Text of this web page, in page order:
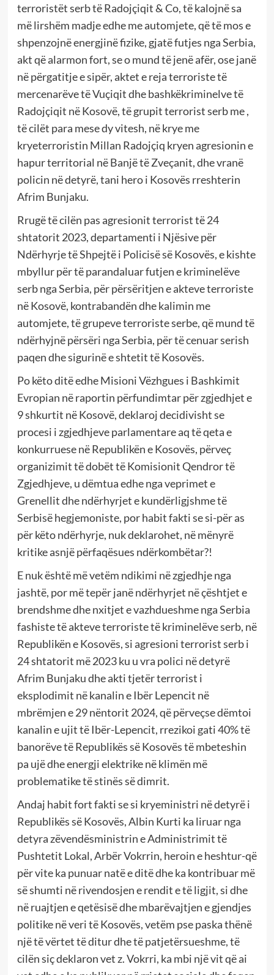
terroristët serb të Radojçiqit & Co, të kalojnë sa
më lirshëm madje edhe me automjete, që të mos e
shpenzojnë energjinë fizike, gjatë futjes nga Serbia,
akt që alarmon fort, se o mund të jenë afër, ose janë
në përgatitje e sipër, aktet e reja terroriste të
mercenarëve të Vuçiqit dhe bashkëkriminelve të
Radojçiqit në Kosovë, të grupit terrorist serb me ,
të cilët para mese dy vitesh, në krye me
kryeterroristin Millan Radojçiq kryen agresionin e
hapur territorial në Banjë të Zveçanit, dhe vranë
policin në detyrë, tani hero i Kosovës rreshterin
Afrim Bunjaku.
Rrugë të cilën pas agresionit terrorist të 24
shtatorit 2023, departamenti i Njësive për
Ndërhyrje të Shpejtë i Policisë së Kosovës, e kishte
mbyllur për të parandaluar futjen e kriminelëve
serb nga Serbia, për përsëritjen e akteve terroriste
në Kosovë, kontrabandën dhe kalimin me
automjete, të grupeve terroriste serbe, që mund të
ndërhyjnë përsëri nga Serbia, për të cenuar serish
paqen dhe sigurinë e shtetit të Kosovës.
Po këto ditë edhe Misioni Vëzhgues i Bashkimit
Evropian në raportin përfundimtar për zgjedhjet e
9 shkurtit në Kosovë, deklaroj decidivisht se
procesi i zgjedhjeve parlamentare aq të qeta e
konkurruese në Republikën e Kosovës, përveç
organizimit të dobët të Komisionit Qendror të
Zgjedhjeve, u dëmtua edhe nga veprimet e
Grenellit dhe ndërhyrjet e kundërligjshme të
Serbisë hegjemoniste, por habit fakti se si-për as
për këto ndërhyrje, nuk deklarohet, në mënyrë
kritike asnjë përfaqësues ndërkombëtar?!
E nuk është më vetëm ndikimi në zgjedhje nga
jashtë, por më tepër janë ndërhyrjet në çështjet e
brendshme dhe nxitjet e vazhdueshme nga Serbia
fashiste të akteve terroriste të kriminelëve serb, në
Republikën e Kosovës, si agresioni terrorist serb i
24 shtatorit më 2023 ku u vra polici në detyrë
Afrim Bunjaku dhe akti tjetër terrorist i
eksplodimit në kanalin e Ibër Lepencit në
mbrëmjen e 29 nëntorit 2024, që përveçse dëmtoi
kanalin e ujit të Ibër-Lepencit, rrezikoi gati 40% të
banorëve të Republikës së Kosovës të mbeteshin
pa ujë dhe energji elektrike në klimën më
problematike të stinës së dimrit.
Andaj habit fort fakti se si kryeministri në detyrë i
Republikës së Kosovës, Albin Kurti ka liruar nga
detyra zëvendësministrin e Administrimit të
Pushtetit Lokal, Arbër Vokrrin, heroin e heshtur-që
për vite ka punuar natë e ditë dhe ka kontribuar më
së shumti në rivendosjen e rendit e të ligjit, si dhe
në ruajtjen e qetësisë dhe mbarëvajtjen e gjendjes
politike në veri të Kosovës, vetëm pse paska thënë
një të vërtet të ditur dhe të patjetërsueshme, të
cilën siç deklaron vet z. Vokrri, ka mbi një vit që ai